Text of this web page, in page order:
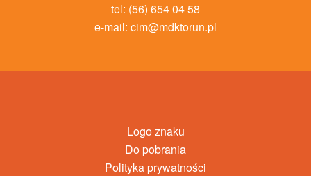
tel: (56) 654 04 58
e-mail: cim@mdktorun.pl
Logo znaku
Do pobrania
Polityka prywatności